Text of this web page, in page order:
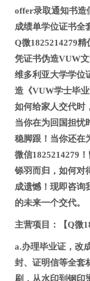
offer录取通知书造
成绩单学位证书全
Q微1825214279
凭证书伪造VUW
维多利亚大学学位
造《VUW学士毕
如何给家人交代时
当你在为回国担忧
稳脚跟！当你还在
微信1825214279
铩羽而归，如何对
成遗憾！现即咨询
的未来一个交代。
主营项目：【Q微
a.办理毕业证，改
封、证明信等全套
刷，从水印到钢印